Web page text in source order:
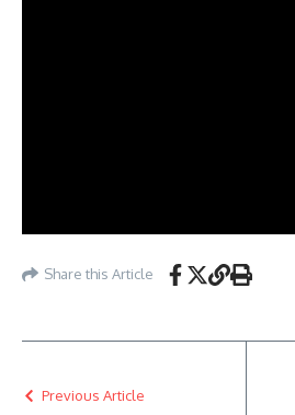
Share this Article
Previous Article